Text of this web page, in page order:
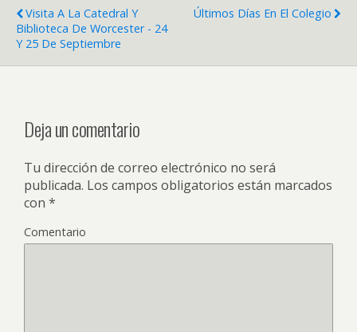
Visita A La Catedral Y
Biblioteca De Worcester - 24
Y 25 De Septiembre
Últimos Días En El Colegio
Deja un comentario
Tu dirección de correo electrónico no será
publicada. Los campos obligatorios están marcados
con *
Comentario